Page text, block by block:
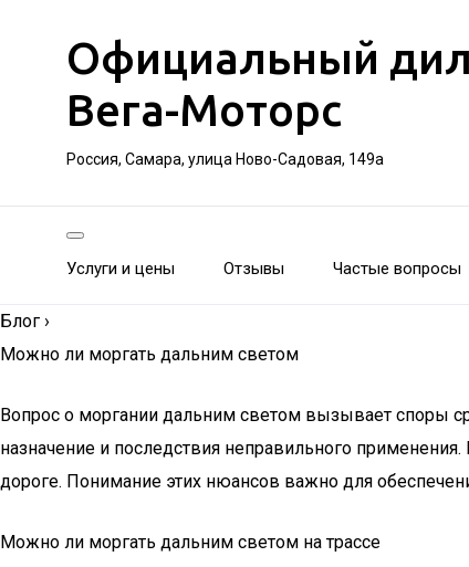
Официальный
Вега-Моторс
Россия, Самара, улица Ново-Садовая, 149а
Услуги и цены Отзывы Частые вопросы
Блог ›
Можно ли моргать дальним светом
Вопрос о моргании дальним светом вызывает споры
назначение и последствия неправильного
дороге. Понимание этих нюансов важно для
Можно ли моргать дальним светом на трассе